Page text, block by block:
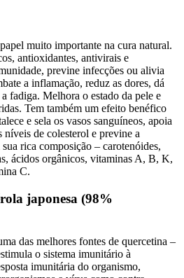
muito importante na cura natural.
antioxidantes, antivirais e
previne infecções ou alivia
a inflamação, reduz as dores, dá
fadiga. Melhora o estado da pele e
Tem também um efeito benéfico
e sela os vasos sanguíneos, apoia
níveis de colesterol e previne a
rica composição – carotenóides,
ácidos orgânicos, vitaminas A, B, K,
C.
japonesa (98%
das melhores fontes de quercetina –
o sistema imunitário à
imunitária do organismo,